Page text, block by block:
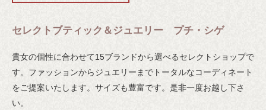
セレクトブティック＆ジュエリー プチ・シゲ
貴女の個性に合わせて15ブランドから選べるセレクトショップで
す。ファッションからジュエリーまでトータルなコーディネート
をご提案いたします。サイズも豊富です。是非一度お越し下さ
い。